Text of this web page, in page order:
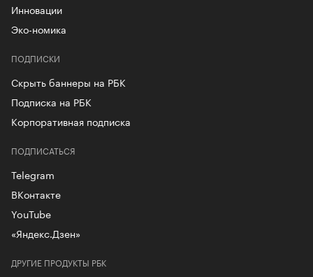
Инновации
Эко-номика
ПОДПИСКИ
Скрыть баннеры на РБК
Подписка на РБК
Корпоративная подписка
ДРУГИЕ ПРОДУКТЫ РБК
ПОДПИСАТЬСЯ
Telegram
ВКонтакте
YouTube
«Яндекс.Дзен»